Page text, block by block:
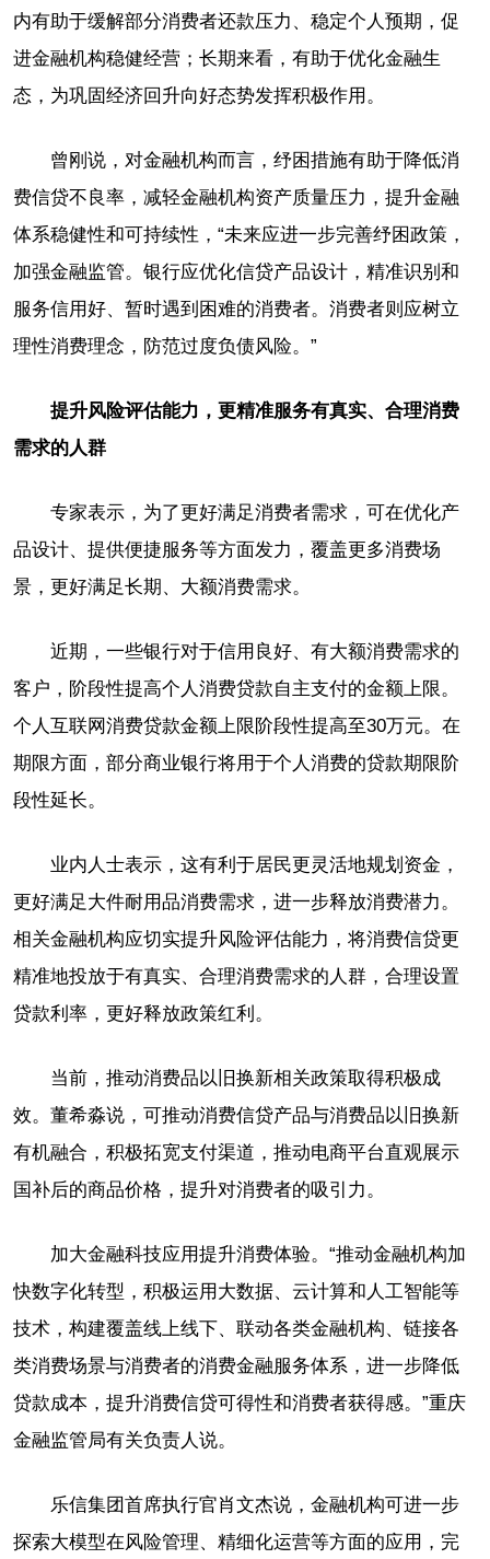
内有助于缓解部分消费者还款压力、稳定个人预期，促
进金融机构稳健经营；长期来看，有助于优化金融生
态，为巩固经济回升向好态势发挥积极作用。
曾刚说，对金融机构而言，纾困措施有助于降低消
费信贷不良率，减轻金融机构资产质量压力，提升金融
体系稳健性和可持续性，“未来应进一步完善纾困政策，
加强金融监管。银行应优化信贷产品设计，精准识别和
服务信用好、暂时遇到困难的消费者。消费者则应树立
理性消费理念，防范过度负债风险。”
提升风险评估能力，更精准服务有真实、合理消费
需求的人群
专家表示，为了更好满足消费者需求，可在优化产
品设计、提供便捷服务等方面发力，覆盖更多消费场
景，更好满足长期、大额消费需求。
近期，一些银行对于信用良好、有大额消费需求的
客户，阶段性提高个人消费贷款自主支付的金额上限。
个人互联网消费贷款金额上限阶段性提高至30万元。在
期限方面，部分商业银行将用于个人消费的贷款期限阶
段性延长。
业内人士表示，这有利于居民更灵活地规划资金，
更好满足大件耐用品消费需求，进一步释放消费潜力。
相关金融机构应切实提升风险评估能力，将消费信贷更
精准地投放于有真实、合理消费需求的人群，合理设置
贷款利率，更好释放政策红利。
当前，推动消费品以旧换新相关政策取得积极成
效。董希淼说，可推动消费信贷产品与消费品以旧换新
有机融合，积极拓宽支付渠道，推动电商平台直观展示
国补后的商品价格，提升对消费者的吸引力。
加大金融科技应用提升消费体验。“推动金融机构加
快数字化转型，积极运用大数据、云计算和人工智能等
技术，构建覆盖线上线下、联动各类金融机构、链接各
类消费场景与消费者的消费金融服务体系，进一步降低
贷款成本，提升消费信贷可得性和消费者获得感。”重庆
金融监管局有关负责人说。
乐信集团首席执行官肖文杰说，金融机构可进一步
探索大模型在风险管理、精细化运营等方面的应用，完